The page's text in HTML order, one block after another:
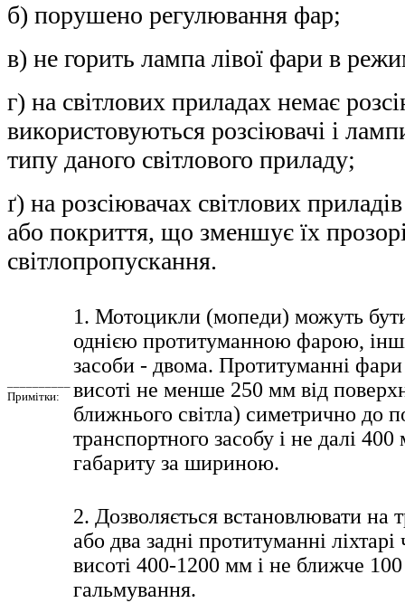
б) порушено регулювання фар;
в) не горить лампа лівої фари в
г) на світлових приладах немає
використовуються розсіювачі і
типу даного світлового приладу;
ґ) на розсіювачах світлових
або покриття, що зменшує їх
світлопропускання.
Примітки:
1. Мотоцикли (мопеди) можуть
однією протитуманною фарою,
засоби - двома. Протитуманні
висоті не менше 250 мм від
ближнього світла) симетрично до
транспортного засобу і не далі
габариту за шириною.
2. Дозволяється встановлювати на
або два задні протитуманні
висоті 400-1200 мм і не ближче
гальмування.